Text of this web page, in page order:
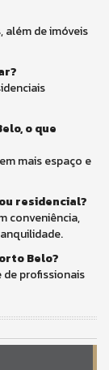
além de imóveis
o que
mais espaço e
residencial?
conveniência,
Belo?
profissionais